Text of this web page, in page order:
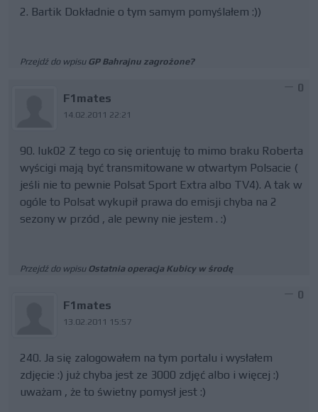
2. Bartik Dokładnie o tym samym pomyślałem :))
Przejdź do wpisu GP Bahrajnu zagrożone?
F1mates
14.02.2011 22:21
0
90. luk02 Z tego co się orientuję to mimo braku Roberta
wyścigi mają być transmitowane w otwartym Polsacie (
jeśli nie to pewnie Polsat Sport Extra albo TV4). A tak w
ogóle to Polsat wykupił prawa do emisji chyba na 2
sezony w przód , ale pewny nie jestem . :)
Przejdź do wpisu Ostatnia operacja Kubicy w środę
F1mates
13.02.2011 15:57
0
240. Ja się zalogowałem na tym portalu i wysłałem
zdjęcie :) już chyba jest ze 3000 zdjęć albo i więcej :)
uważam , że to świetny pomysł jest :)